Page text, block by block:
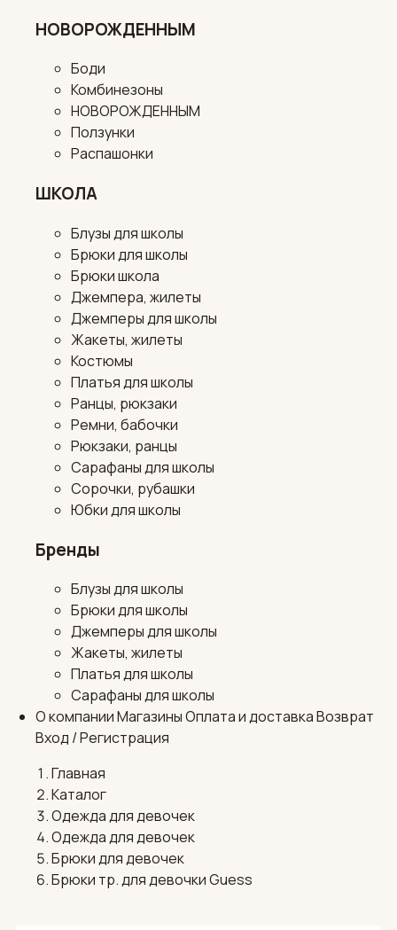
НОВОРОЖДЕННЫМ
Боди
Комбинезоны
НОВОРОЖДЕННЫМ
Ползунки
Распашонки
ШКОЛА
Блузы для школы
Брюки для школы
Брюки школа
Джемпера, жилеты
Джемперы для школы
Жакеты, жилеты
Костюмы
Платья для школы
Ранцы, рюкзаки
Ремни, бабочки
Рюкзаки, ранцы
Сарафаны для школы
Сорочки, рубашки
Юбки для школы
Бренды
Блузы для школы
Брюки для школы
Джемперы для школы
Жакеты, жилеты
Платья для школы
Сарафаны для школы
О компанииМагазиныОплата и доставкаВозврат
Вход / Регистрация
Главная
Каталог
Одежда для девочек
Одежда для девочек
Брюки для девочек
Брюки тр. для девочки Guess